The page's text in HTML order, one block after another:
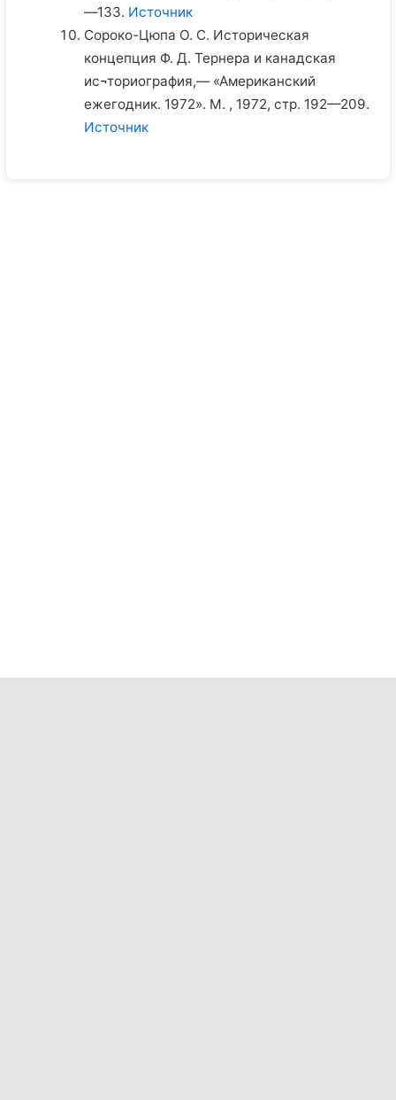
—133. Источник
Сороко-Цюпа О. С. Историческая
концепция Ф. Д. Тернера и канадская
ис¬ториография,— «Американский
ежегодник. 1972». М. , 1972, стр. 192—209.
Источник